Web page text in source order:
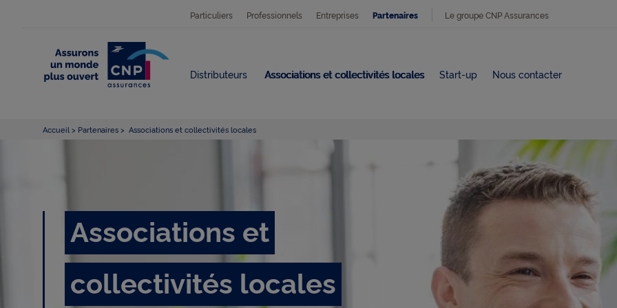
Particuliers Professionnels Entreprises Partenaires Le groupe CNP Assurances
Distributeurs Associations et collectivités locales Start-up Nous contacter
Accueil Partenaires Associations et collectivités locales
A
s
Associations et
collectivités locales